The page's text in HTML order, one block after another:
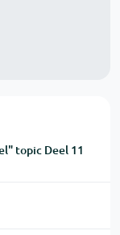
topic Deel 11